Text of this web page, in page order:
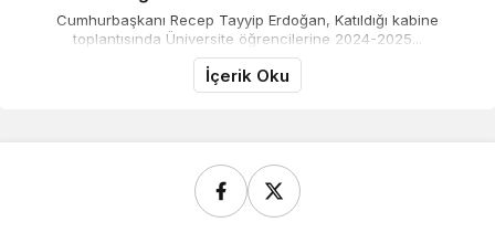
Cumhurbaşkanı Recep Tayyip Erdoğan, Katıldığı kabine
toplantısında Üniversite öğrencilerine 2024-2025...
İçerik Oku